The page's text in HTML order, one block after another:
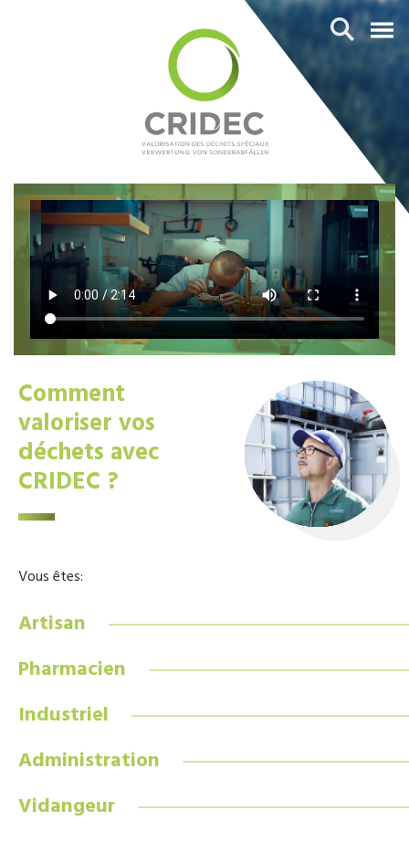
Comment
valoriser vos
déchets avec
CRIDEC ?
Vous êtes:
Artisan
Pharmacien
Industriel
Administration
Vidangeur